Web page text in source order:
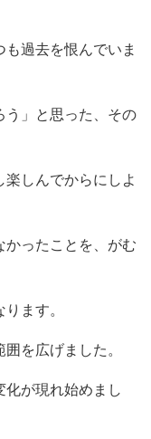
も過去を恨んでいま
う」と思った、その
楽しんでからにしよ
かったことを、がむ
ます。
を広げました。
化が現れ始めまし